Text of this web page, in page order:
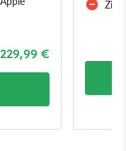
229,99 €